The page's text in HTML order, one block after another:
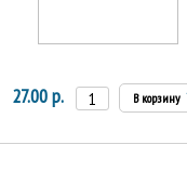
27.00 р. В корзину